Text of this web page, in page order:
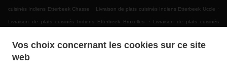
Vos choix concernant les cookies sur ce site
web
cuisinés Indiens Etterbeek Chasse . Livraison de plats cuisinés Indiens Etterbeek Uccle .
Livraison de plats cuisinés Indiens Etterbeek Bruxelles . Livraison de plats cuisinés
cuisinés Indiens Jette Ixelles . Livraison de plats cuisinés Indiens Jette . Livraison de
plats cuisinés Indiens BRUSSELS Forest